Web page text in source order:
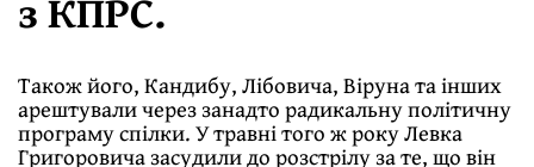
Також його, Кандибу, Лібовича, Віруна та інших
арештували через занадто радикальну політичну
програму спілки. У травні того ж року Левка
Григоровича засудили до розстрілу за те, що він